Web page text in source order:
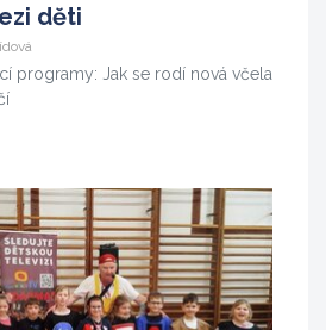
děti
programy: Jak se rodí nová včela